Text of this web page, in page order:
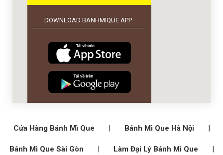
DOWNLOAD BANHMIQUE APP :
Cửa Hàng Bánh Mì Que | Bánh Mì Que Hà Nội |
Bánh Mì Que Sài Gòn | Làm Đại Lý Bánh Mì Que |